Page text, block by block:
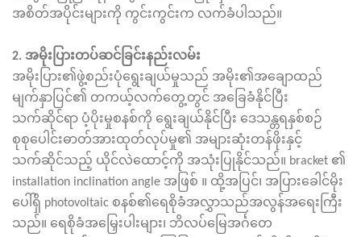
အစိတ်အပိုင်းများကို ကွင်းကွင်းက လက်ခံပါသည်။
2. အမိုးပြားတပ်ဆင်ခြင်းနည်းလမ်း
အမိုးပြား၏ဖွဲ့စည်းပုံရွေးချယ်မှုသည် အမိုး၏အချောထည်
မျက်နှာပြင်၏ တကယ့်လက်တွေ့တွင် အခြေခံနိုင်ပြီး
သက်ဆိုင်ရာ ပံ့ပိုးမှုစနစ်ကို ရွေးချယ်နိုင်ပြီး ဒေသန္တရနှစ်စဉ်
စုစုပေါင်းဓာတ်အားထုတ်လုပ်မှု၏ အများဆုံးတန်ဖိုးနှင့်
သက်ဆိုင်သည့် ယိုင်လဲထောင့်ကို အသုံးပြုနိုင်သည်။ bracket ၏
installation inclination angle အဖြစ် ။ ထို့အပြင်၊ အပြားခေါင်မိုး
ပေါ်ရှိ photovoltaic စနစ်၏ရေစိုခံအလွှာသည်အလွန်အရေးကြီး
သည်။ ရေစိုခံအမြှေးပါးများ၊ ဘိလပ်မြေအင်္ဂတေ